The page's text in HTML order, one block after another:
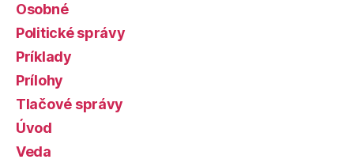
Osobné
Politické správy
Príklady
Prílohy
Tlačové správy
Úvod
Veda